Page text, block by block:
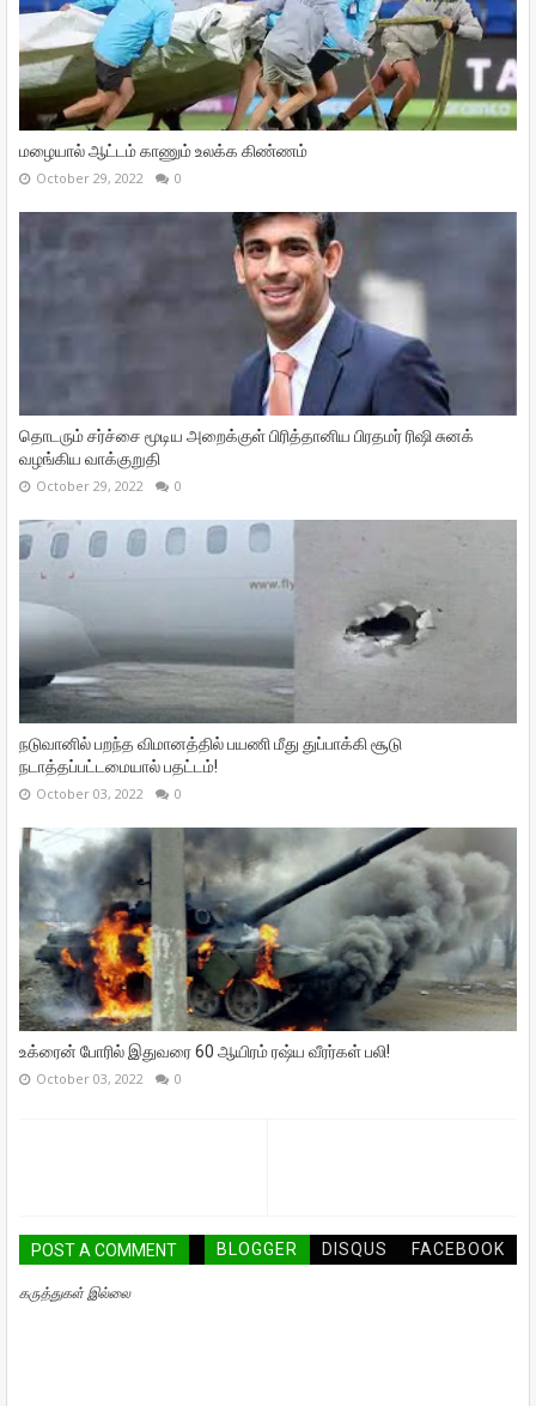
மழையால் ஆட்டம் காணும் உலக்க கிண்ணம்
October 29, 2022 0
தொடரும் சர்ச்சை மூடிய அறைக்குள் பிரித்தானிய பிரதமர் ரிஷி சுனக்
வழங்கிய வாக்குறுதி
October 29, 2022 0
நடுவானில் பறந்த விமானத்தில் பயணி மீது துப்பாக்கி சூடு
நடாத்தப்பட்டமையால் பதட்டம்!
October 03, 2022 0
உக்ரைன் போரில் இதுவரை 60 ஆயிரம் ரஷ்ய வீரர்கள் பலி!
October 03, 2022 0
POST A COMMENT BLOGGER DISQUS FACEBOOK
கருத்துகள் இல்லை